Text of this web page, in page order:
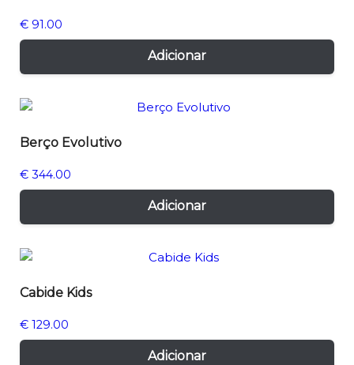
€ 91.00
Adicionar
Berço Evolutivo
€ 344.00
Adicionar
Cabide Kids
€ 129.00
Adicionar